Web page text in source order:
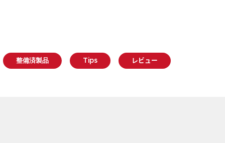
整備済製品 Tips レビュー